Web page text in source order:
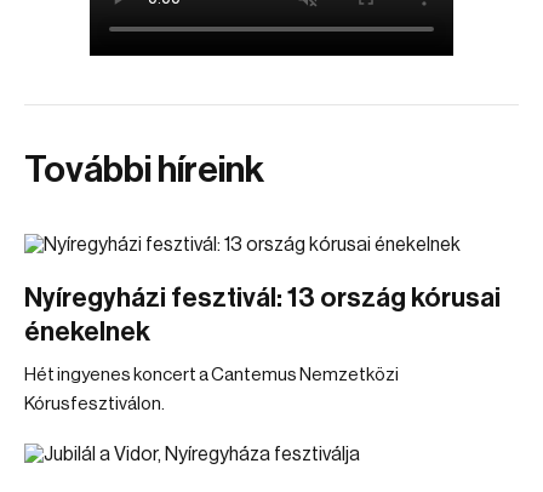
További híreink
Nyíregyházi fesztivál: 13 ország kórusai
énekelnek
Hét ingyenes koncert a Cantemus Nemzetközi
Kórusfesztiválon.